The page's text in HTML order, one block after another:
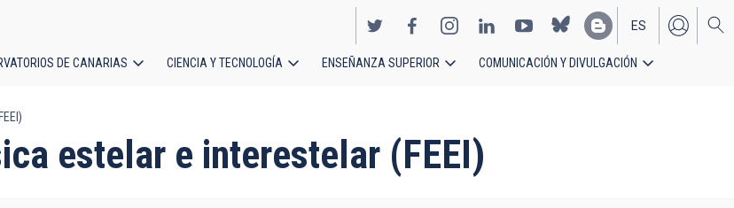
EN
ES
DE CANARIAS CIENCIA Y TECNOLOGÍA ENSEÑANZA SUPERIOR COMUNICACIÓN Y DIVULGACIÓN
estelar e interestelar (FEEI)